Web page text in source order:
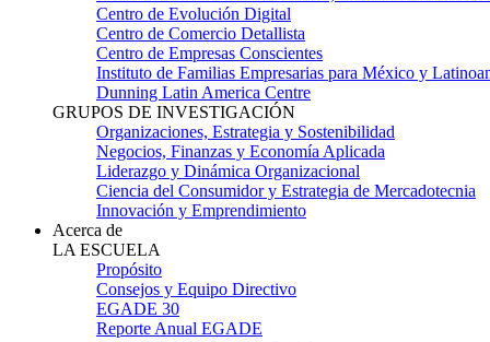
Centro de Evolución Digital
Centro de Comercio Detallista
Centro de Empresas Conscientes
Instituto de Familias Empresarias para México y
Dunning Latin America Centre
GRUPOS DE INVESTIGACIÓN
Organizaciones, Estrategia y Sostenibilidad
Negocios, Finanzas y Economía Aplicada
Liderazgo y Dinámica Organizacional
Ciencia del Consumidor y Estrategia de Mercadotecnia
Innovación y Emprendimiento
Acerca de
LA ESCUELA
Propósito
Consejos y Equipo Directivo
EGADE 30
Reporte Anual EGADE